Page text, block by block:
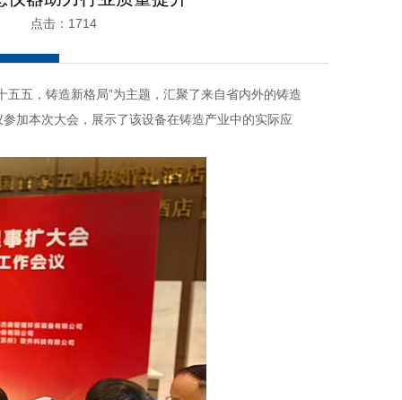
点击：1714
五，铸造新格局”为主题，汇聚了来自省内外的铸造
加本次大会，展示了该设备在铸造产业中的实际应